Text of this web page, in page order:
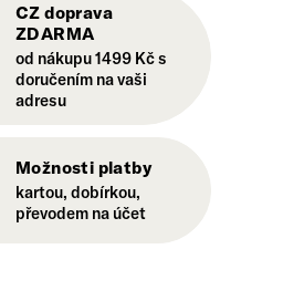
CZ doprava
ZDARMA
od nákupu 1499 Kč s
doručením na vaši
adresu
Možnosti platby
kartou, dobírkou,
převodem na účet